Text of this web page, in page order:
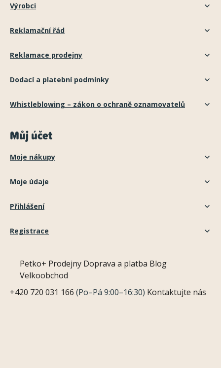
Výrobci
Reklamační řád
Reklamace prodejny
Dodací a platební podmínky
Whistleblowing – zákon o ochraně oznamovatelů
Můj účet
Moje nákupy
Moje údaje
Přihlášení
Registrace
Petko+ Prodejny Doprava a platba Blog
Velkoobchod
+420 720 031 166 (Po–Pá 9:00–16:30) Kontaktujte nás